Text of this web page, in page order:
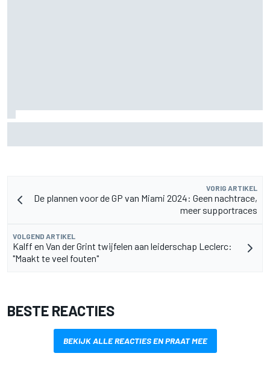
VORIG ARTIKEL
De plannen voor de GP van Miami 2024: Geen nachtrace,
meer supportraces
VOLGEND ARTIKEL
Kalff en Van der Grint twijfelen aan leiderschap Leclerc:
"Maakt te veel fouten"
BESTE REACTIES
BEKIJK ALLE REACTIES EN PRAAT MEE